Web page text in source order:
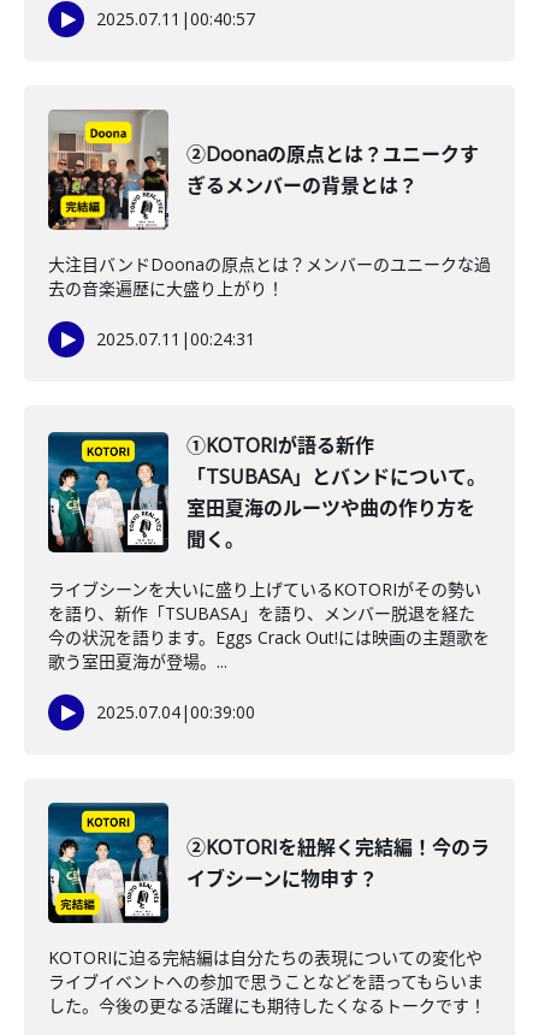
2025.07.11 |00:40:57
②Doonaの原点とは？ユニークす
ぎるメンバーの背景とは？
大注目バンドDoonaの原点とは？メンバーのユニークな過
去の音楽遍歴に大盛り上がり！
2025.07.11 |00:24:31
①KOTORIが語る新作
「TSUBASA」とバンドについて。
室田夏海のルーツや曲の作り方を
聞く。
ライブシーンを大いに盛り上げているKOTORIがその勢い
を語り、新作「TSUBASA」を語り、メンバー脱退を経た
今の状況を語ります。Eggs Crack Out!には映画の主題歌を
歌う室田夏海が登場。...
2025.07.04|00:39:00
②KOTORIを紐解く完結編！今のラ
イブシーンに物申す？
KOTORIに迫る完結編は自分たちの表現についての変化や
ライブイベントへの参加で思うことなどを語ってもらいま
した。今後の更なる活躍にも期待したくなるトークです！